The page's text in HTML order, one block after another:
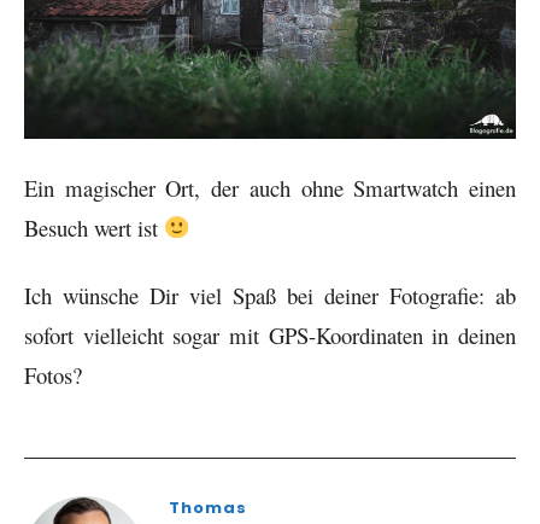
Ein magischer Ort, der auch ohne Smartwatch einen
Besuch wert ist
Ich wünsche Dir viel Spaß bei deiner Fotografie: ab
sofort vielleicht sogar mit GPS-Koordinaten in deinen
Fotos?
Thomas